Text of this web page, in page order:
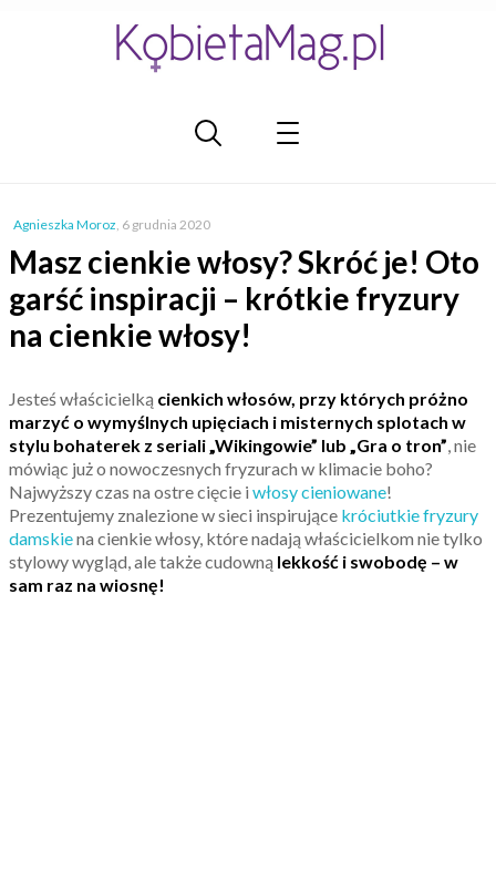
Agnieszka Moroz, 6 grudnia 2020
Masz cienkie włosy? Skróć je! Oto
garść inspiracji – krótkie fryzury
na cienkie włosy!
Jesteś właścicielką cienkich włosów, przy których próżno
marzyć o wymyślnych upięciach i misternych splotach w
stylu bohaterek z seriali „Wikingowie” lub „Gra o tron”, nie
mówiąc już o nowoczesnych fryzurach w klimacie boho?
Najwyższy czas na ostre cięcie i włosy cieniowane!
Prezentujemy znalezione w sieci inspirujące króciutkie fryzury
damskiena cienkie włosy, które nadają właścicielkom nie tylko
stylowy wygląd, ale także cudowną lekkość i swobodę – w
sam raz na wiosnę!